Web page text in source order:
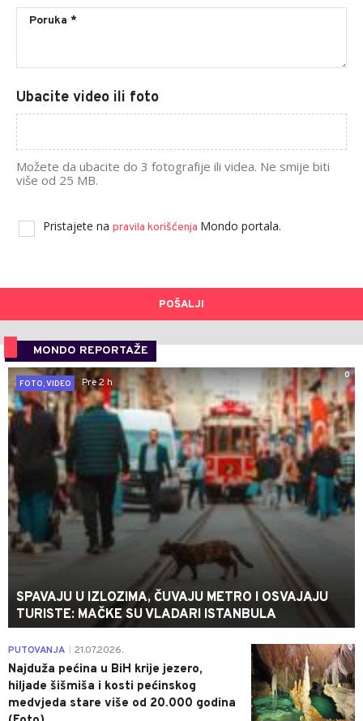
Ubacite video ili foto
Možete da ubacite do 3 fotografije ili videa. Ne smije biti
više od 25 MB.
Pristajete na pravila korišćenja Mondo portala.
POŠALJI
MONDO REPORTAŽE
0
FOTO, VIDEO
Pre 2 h
SPAVAJU U IZLOZIMA, ČUVAJU METRO I OSVAJAJU
TURISTE: MAČKE SU VLADARI ISTANBULA
0
PUTOVANJA 21.07.2026.
Najduža pećina u BiH krije jezero,
hiljade šišmiša i kosti pećinskog
medvjeda stare više od 20.000 godina